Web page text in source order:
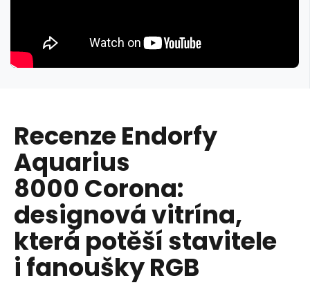
Recenze Endorfy
Aquarius
8000 Corona:
designová vitrína,
která potěší stavitele
i fanoušky RGB